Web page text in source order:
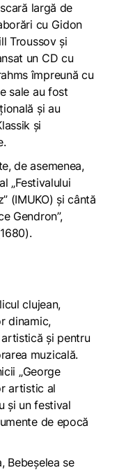
largă de
cu Gidon
Troussov și
un CD cu
împreună cu
sale au fost
și au
și
de asemenea,
„Festivalului
(IMUKO) și cântă
Gendron”,
clujean,
dinamic,
și pentru
muzicală.
„George
artistic al
și un festival
de epocă
Bebeșelea se